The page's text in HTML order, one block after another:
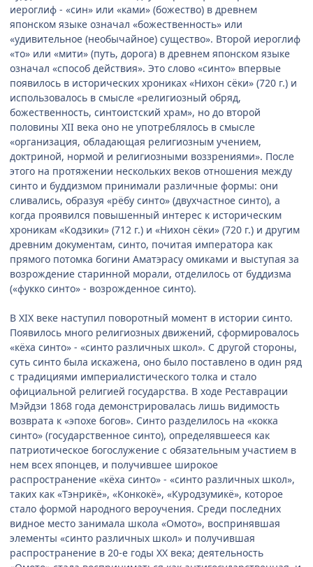
иероглиф - «син» или «ками» (божество) в древнем
японском языке означал «божественность» или
«удивительное (необычайное) существо». Второй иероглиф
«то» или «мити» (путь, дорога) в древнем японском языке
означал «способ действия». Это слово «синто» впервые
появилось в исторических хрониках «Нихон сёки» (720 г.) и
использовалось в смысле «религиозный обряд,
божественность, синтоистский храм», но до второй
половины XII века оно не употреблялось в смысле
«организация, обладающая религиозным учением,
доктриной, нормой и религиозными воззрениями». После
этого на протяжении нескольких веков отношения между
синто и буддизмом принимали различные формы: они
сливались, образуя «рёбу синто» (двухчастное синто), а
когда проявился повышенный интерес к историческим
хроникам «Кодзики» (712 г.) и «Нихон сёки» (720 г.) и другим
древним документам, синто, почитая императора как
прямого потомка богини Аматэрасу омиками и выступая за
возрождение старинной морали, отделилось от буддизма
(«фукко синто» - возрожденное синто).
В XIX веке наступил поворотный момент в истории синто.
Появилось много религиозных движений, сформировалось
«кёха синто» - «синто различных школ». С другой стороны,
суть синто была искажена, оно было поставлено в один ряд
с традициями империалистического толка и стало
официальной религией государства. В ходе Реставрации
Мэйдзи 1868 года демонстрировалась лишь видимость
возврата к «эпохе богов». Синто разделилось на «кокка
синто» (государственное синто), определявшееся как
патриотическое богослужение с обязательным участием в
нем всех японцев, и получившее широкое
распространение «кёха синто» - «синто различных школ»,
таких как «Тэнрикё», «Конкокё», «Куродзумикё», которое
стало формой народного вероучения. Среди последних
видное место занимала школа «Омото», воспринявшая
элементы «синто различных школ» и получившая
распространение в 20-е годы XX века; деятельность